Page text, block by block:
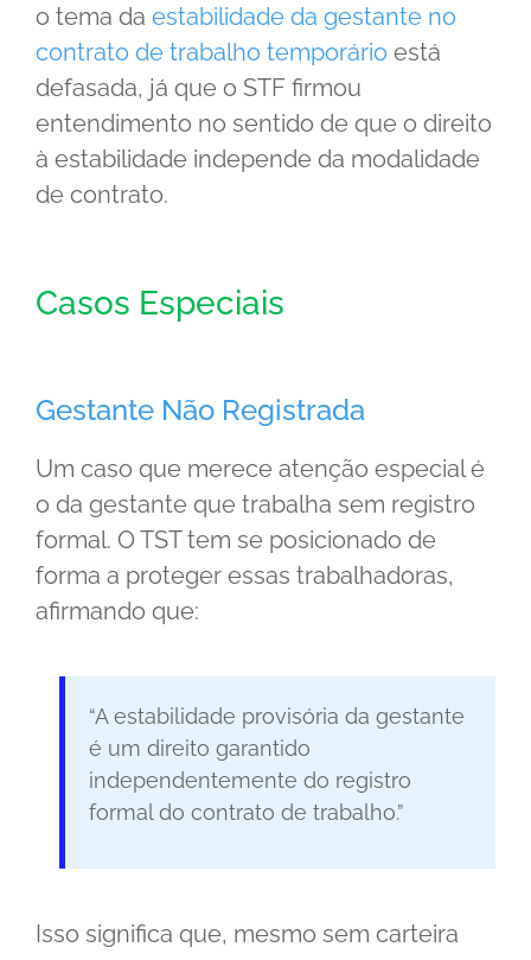
o tema da estabilidade da gestante no
contrato de trabalho temporário está
defasada, já que o STF firmou
entendimento no sentido de que o direito
à estabilidade independe da modalidade
de contrato.
Casos Especiais
Gestante Não Registrada
Um caso que merece atenção especial é
o da gestante que trabalha sem registro
formal. O TST tem se posicionado de
forma a proteger essas trabalhadoras,
afirmando que:
“A estabilidade provisória da gestante
é um direito garantido
independentemente do registro
formal do contrato de trabalho.”
Isso significa que, mesmo sem carteira